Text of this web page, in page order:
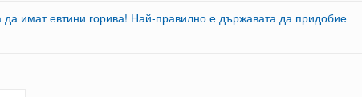
евтини горива! Най-правилно е държавата да придобие